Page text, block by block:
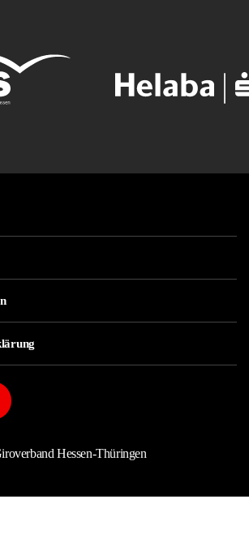
Hessen-Thüringen